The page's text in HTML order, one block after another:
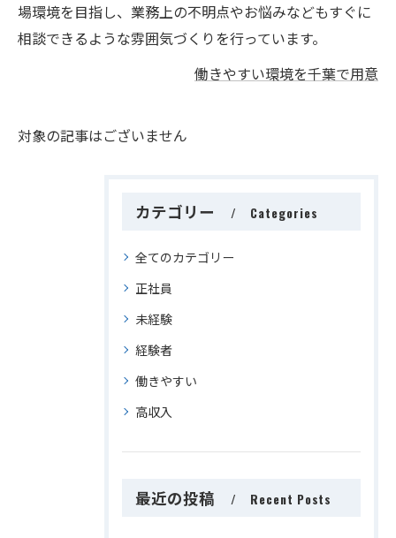
場環境を目指し、業務上の不明点やお悩みなどもすぐに
相談できるような雰囲気づくりを行っています。
働きやすい環境を千葉で用意
対象の記事はございません
カテゴリー Categories
全てのカテゴリー
正社員
未経験
経験者
働きやすい
高収入
最近の投稿 Recent Posts